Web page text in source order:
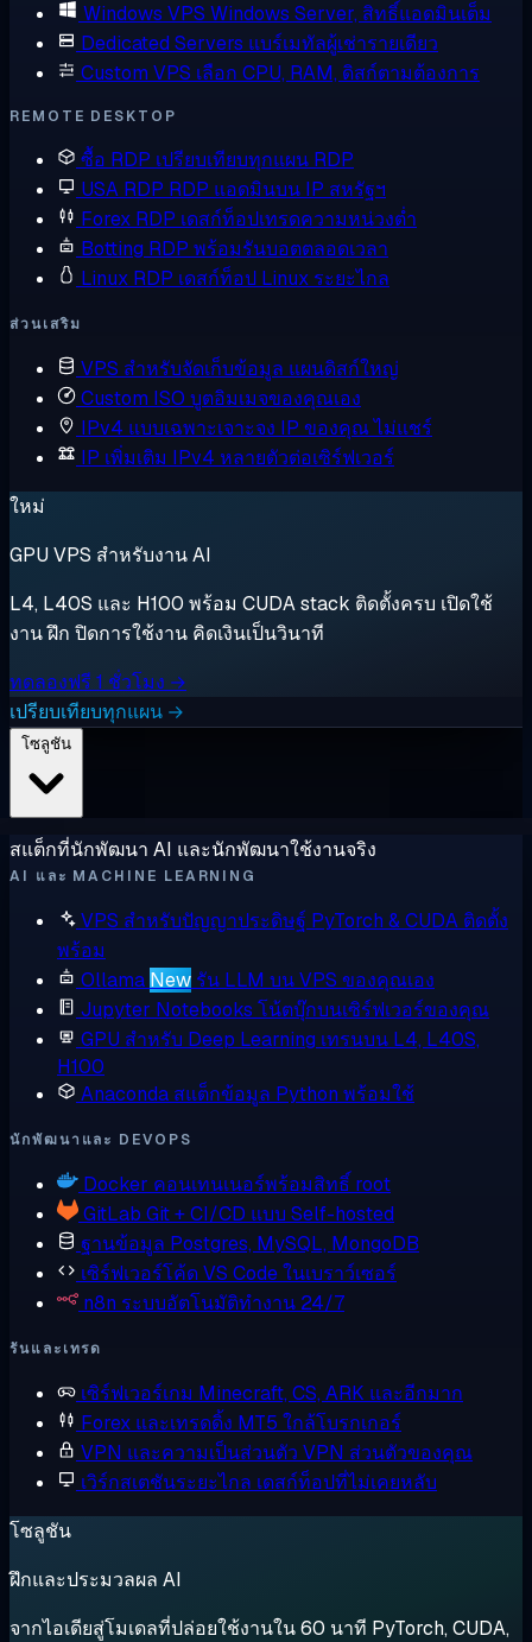
Windows VPS Windows Server, สิทธิ์แอดมินเต็ม
Dedicated Servers แบร์เมทัลผู้เช่ารายเดียว
Custom VPS เลือก CPU, RAM, ดิสก์ตามต้องการ
REMOTE DESKTOP
ซื้อ RDP เปรียบเทียบทุกแผน RDP
USA RDP RDP แอดมินบน IP สหรัฐฯ
Forex RDP เดสก์ท็อปเทรดความหน่วงต่ำ
Botting RDP พร้อมรันบอตตลอดเวลา
Linux RDP เดสก์ท็อป Linux ระยะไกล
ส่วนเสริม
VPS สำหรับจัดเก็บข้อมูล แผนดิสก์ใหญ่
Custom ISO บูตอิมเมจของคุณเอง
IPv4 แบบเฉพาะเจาะจง IP ของคุณ ไม่แชร์
IP เพิ่มเติม IPv4 หลายตัวต่อเซิร์ฟเวอร์
ใหม่
GPU VPS สำหรับงาน AI
L4, L40S และ H100 พร้อม CUDA stack ติดตั้งครบ เปิดใช้
งาน ฝึก ปิดการใช้งาน คิดเงินเป็นวินาที
ทดลองฟรี 1 ชั่วโมง →
เปรียบเทียบทุกแผน →
สแต็กที่นักพัฒนา AI และนักพัฒนาใช้งานจริง
AI และ MACHINE LEARNING
VPS สำหรับปัญญาประดิษฐ์ PyTorch & CUDA ติดตั้ง
พร้อม
Ollama New รัน LLM บน VPS ของคุณเอง
Jupyter Notebooks โน้ตบุ๊กบนเซิร์ฟเวอร์ของคุณ
GPU สำหรับ Deep Learning เทรนบน L4, L40S,
H100
Anaconda สแต็กข้อมูล Python พร้อมใช้
นักพัฒนาและ DEVOPS
Docker คอนเทนเนอร์พร้อมสิทธิ์ root
GitLab Git + CI/CD แบบ Self-hosted
ฐานข้อมูล Postgres, MySQL, MongoDB
เซิร์ฟเวอร์โค้ดVS Code ในเบราว์เซอร์
n8n ระบบอัตโนมัติทำงาน 24/7
รันและเทรด
เซิร์ฟเวอร์เกม Minecraft, CS, ARK และอีกมาก
Forex และเทรดดิ้ง MT5 ใกล้โบรกเกอร์
VPN และความเป็นส่วนตัว VPN ส่วนตัวของคุณ
เวิร์กสเตชันระยะไกล เดสก์ท็อปที่ไม่เคยหลับ
โซลูชัน
ฝึกและประมวลผล AI
จากไอเดียสู่โมเดลที่ปล่อยใช้งานใน 60 นาที PyTorch, CUDA,